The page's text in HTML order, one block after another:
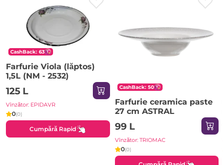
CashBack: 63
Farfurie Viola (lăptos)
1,5L (NM - 2532)
125 L
Vînzător: EPIDAVR
0(0)
Cumpără Rapid
CashBack: 50
Farfurie ceramica paste
27 cm ASTRAL
99 L
Vînzător: TRIOMAC
0(0)